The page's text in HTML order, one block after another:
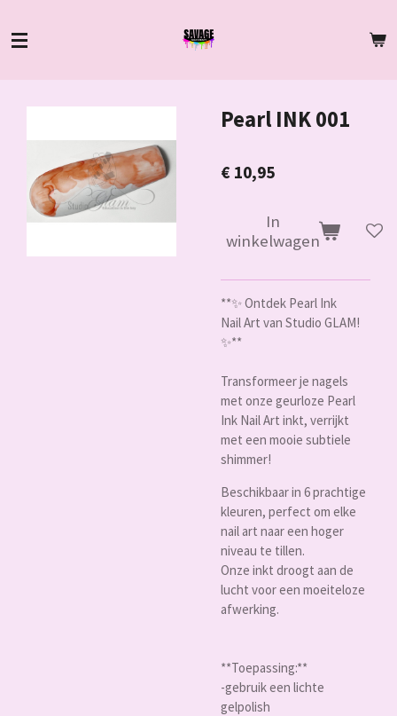
direct
Pearl INK 001
€ 10,95
In
winkelwagen
**✨ Ontdek Pearl Ink
Nail Art van Studio GLAM!
✨**
Transformeer je nagels
met onze geurloze Pearl
Ink Nail Art inkt, verrijkt
met een mooie subtiele
shimmer!
Beschikbaar in 6 prachtige
kleuren, perfect om elke
nail art naar een hoger
niveau te tillen.
Onze inkt droogt aan de
lucht voor een moeiteloze
afwerking.
**Toepassing:**
-gebruik een lichte
gelpolish